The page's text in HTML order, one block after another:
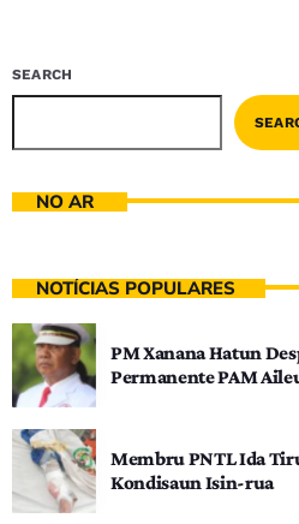
SEARCH
NO AR
NOTÍCIAS POPULARES
PM Xanana Hatun
Permanente PAM
Membru PNTL Ida
Kondisaun Isin-rua